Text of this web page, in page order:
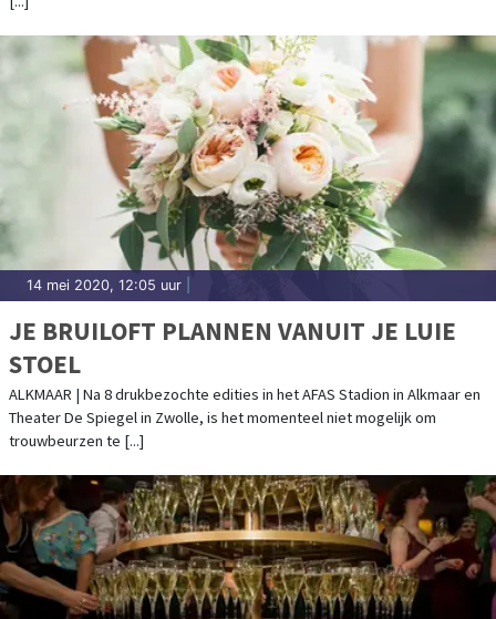
14 mei 2020, 12:05 uur
JE BRUILOFT PLANNEN VANUIT JE LUIE
STOEL
ALKMAAR | Na 8 drukbezochte edities in het AFAS Stadion in Alkmaar en
Theater De Spiegel in Zwolle, is het momenteel niet mogelijk om
trouwbeurzen te [...]